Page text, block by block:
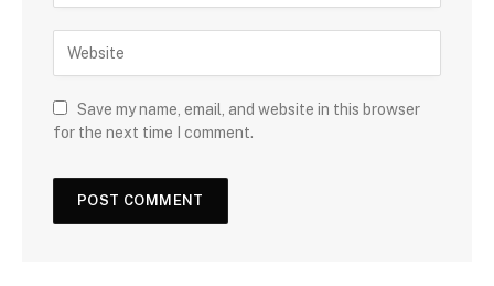
Save my name, email, and website in this browser
for the next time I comment.